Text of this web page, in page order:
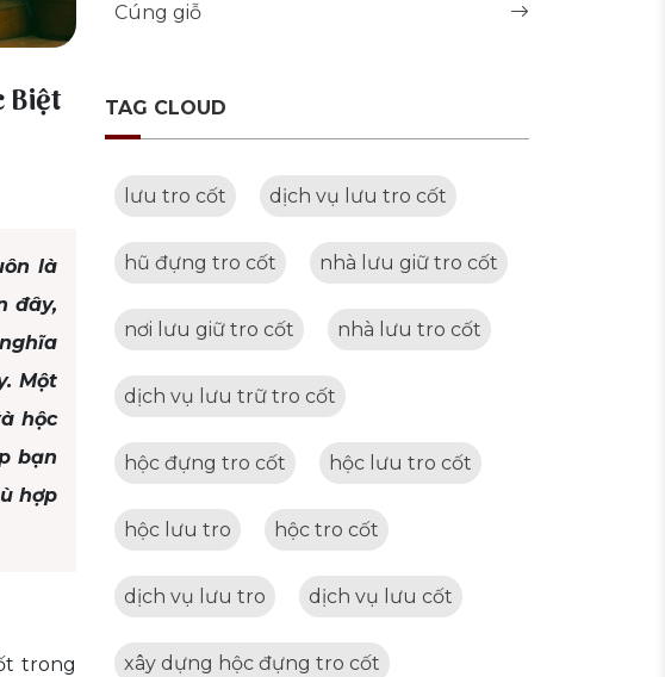
Biệt
là
đây,
Một
hộc
bạn
hợp
trong
Cúng giỗ
TAG CLOUD
lưu tro cốt dịch vụ lưu tro cốt
hũ đựng tro cốt nhà lưu giữ tro cốt
nơi lưu giữ tro cốt nhà lưu tro cốt
dịch vụ lưu trữ tro cốt
hộc đựng tro cốt hộc lưu tro cốt
hộc lưu tro hộc tro cốt
dịch vụ lưu tro dịch vụ lưu cốt
xây dựng hộc đựng tro cốt